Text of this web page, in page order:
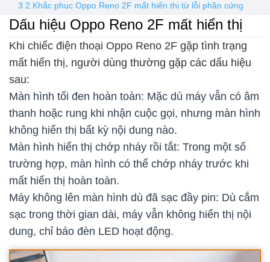
3.2.Khắc phục Oppo Reno 2F mất hiển thị từ lỗi phần cứng
Dấu hiệu Oppo Reno 2F mất hiển thị
Khi chiếc điện thoại Oppo Reno 2F gặp tình trạng
mất hiển thị, người dùng thường gặp các dấu hiệu
sau:
Màn hình tối đen hoàn toàn: Mặc dù máy vẫn có âm
thanh hoặc rung khi nhận cuộc gọi, nhưng màn hình
không hiển thị bất kỳ nội dung nào.
Màn hình hiển thị chớp nháy rồi tắt: Trong một số
trường hợp, màn hình có thể chớp nháy trước khi
mất hiển thị hoàn toàn.
Máy không lên màn hình dù đã sạc đầy pin: Dù cắm
sạc trong thời gian dài, máy vẫn không hiển thị nội
dung, chỉ báo đèn LED hoạt động.